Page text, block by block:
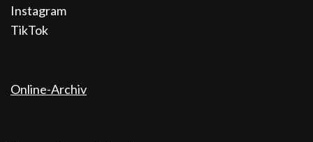
Instagram
TikTok
Online-Archiv